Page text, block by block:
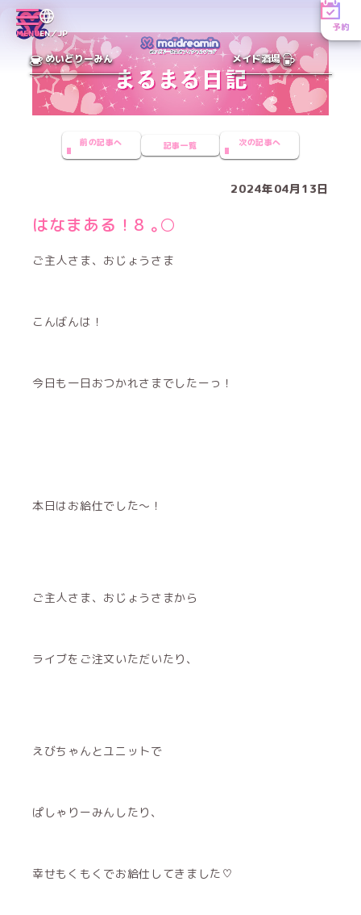
MENUEN／JP
予約
めいどりーみん メイド酒場
前の記事へ 記事一覧 次の記事へ
2024年04月13日
はなまある！8 ｡○
ご主人さま、おじょうさま
こんばんは！
今日も一日おつかれさまでしたーっ！
本日はお給仕でした〜！
ご主人さま、おじょうさまから
ライブをご注文いただいたり、
えびちゃんとユニットで
ぱしゃりーみんしたり、
幸せもくもくでお給仕してきました♡